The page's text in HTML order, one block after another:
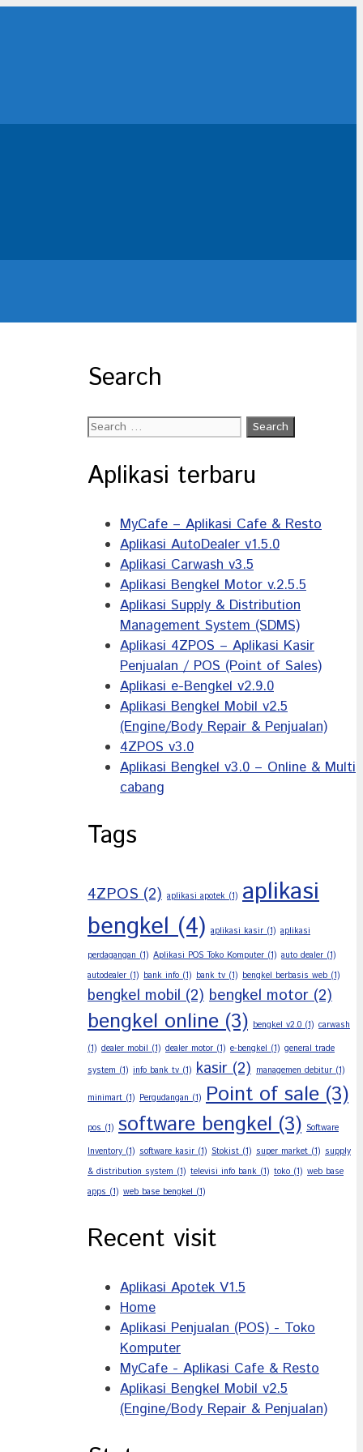
Search
Search
Aplikasi terbaru
MyCafe – Aplikasi Cafe & Resto
Aplikasi AutoDealer v1.5.0
Aplikasi Carwash v3.5
Aplikasi Bengkel Motor v.2.5.5
Aplikasi Supply & Distribution
Management System (SDMS)
Aplikasi 4ZPOS – Aplikasi Kasir
Penjualan / POS (Point of Sales)
Aplikasi e-Bengkel v2.9.0
Aplikasi Bengkel Mobil v2.5
(Engine/Body Repair & Penjualan)
4ZPOS v3.0
Aplikasi Bengkel v3.0 – Online & Multi
cabang
Tags
4ZPOS(2) aplikasi apotek(1) aplikasi
bengkel(4) aplikasi kasir(1) aplikasi
perdagangan(1) Aplikasi POS Toko Komputer(1) auto dealer(1)
autodealer(1) bank info(1) bank tv(1) bengkel berbasis web(1)
bengkel mobil(2) bengkel motor(2)
bengkel online(3) bengkel v2.0(1) carwash
(1) dealer mobil(1) dealer motor(1) e-bengkel(1) general trade
system(1) info bank tv(1) kasir(2) managemen debitur(1)
minimart(1) Pergudangan(1) Point of sale(3)
pos(1) software bengkel(3) Software
Inventory(1) software kasir(1) Stokist(1) super market(1) supply
& distribution system(1) televisi info bank(1) toko(1) web base
apps(1) web base bengkel(1)
Recent visit
Aplikasi Apotek V1.5
Home
Aplikasi Penjualan (POS) - Toko
Komputer
MyCafe - Aplikasi Cafe & Resto
Aplikasi Bengkel Mobil v2.5
(Engine/Body Repair & Penjualan)